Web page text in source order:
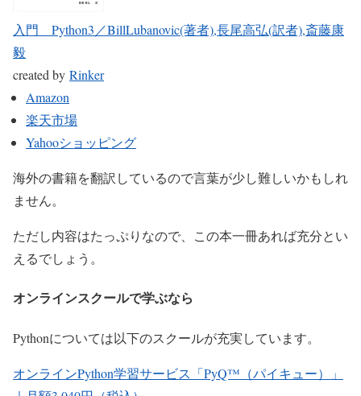
入門 Python3／BillLubanovic(著者),長尾高弘(訳者),斎藤康
毅
created by Rinker
Amazon
楽天市場
Yahooショッピング
海外の書籍を翻訳しているので言葉が少し難しいかもしれ
ません。
ただし内容はたっぷりなので、この本一冊あれば充分とい
えるでしょう。
オンラインスクールで学ぶなら
Pythonについては以下のスクールが充実しています。
オンラインPython学習サービス「PyQ™（パイキュー）」